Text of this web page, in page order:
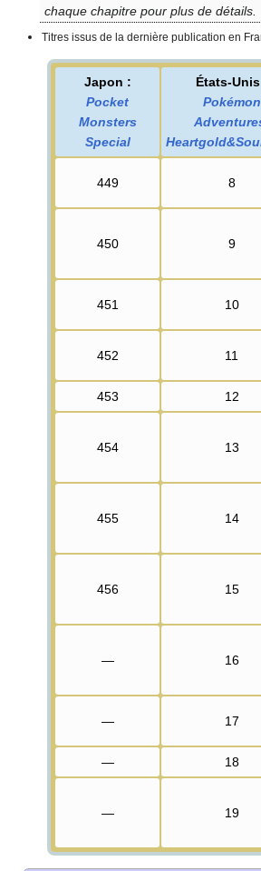
chaque chapitre pour plus de détails.
Titres issus de la dernière publication en
Japon :
Pocket
Monsters
Special
États-Unis
Pokémon
449 8
450 9
451 10
452 11
453 12
454 13
455 14
456 15
— 16
— 17
— 18
— 19